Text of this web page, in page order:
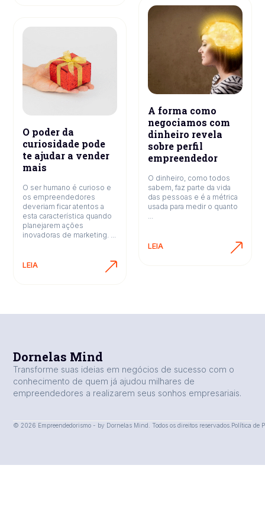
A forma como
negociamos com
dinheiro revela
sobre perfil
empreendedor
O dinheiro, como todos
sabem, faz parte da vida
das pessoas e é a métrica
usada para medir o quanto
...
LEIA
O poder da
curiosidade pode
te ajudar a vender
mais
O ser humano é curioso e
os empreendedores
deveriam ficar atentos a
esta característica quando
planejarem ações
inovadoras de marketing. ...
LEIA
Dornelas Mind
Transforme suas ideias em negócios de sucesso com o
conhecimento de quem já ajudou milhares de
empreendedores a realizarem seus sonhos empresariais.
© 2026 Empreendedorismo - by Dornelas Mind. Todos os direitos reservados. Política de